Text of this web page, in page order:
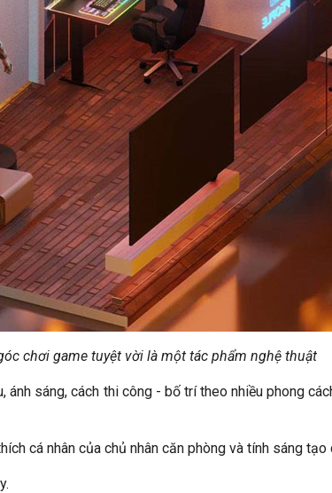
chơi game tuyệt vời là một tác phẩm nghệ thuật
ánh sáng, cách thi công - bố trí theo nhiều phong
cá nhân của chủ nhân căn phòng và tính sáng